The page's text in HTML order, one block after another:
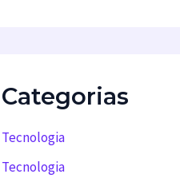
Categorias
Tecnologia
Tecnologia